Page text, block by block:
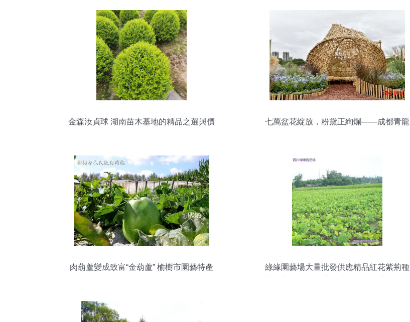
金森汝貞球 湖南苗木基地的精品之選與價
七萬盆花綻放，粉黛正絢爛——成都青龍
肉葫蘆變成致富“金葫蘆” 榆樹市園藝特產
綠緣園藝場大量批發供應精品紅花紫荊種